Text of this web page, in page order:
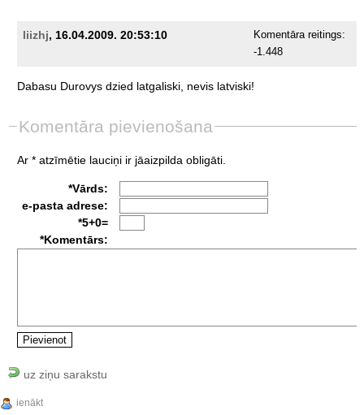
liizhj, 16.04.2009. 20:53:10
Komentāra reitings:
-1.448
Dabasu Durovys dzied latgaliski, nevis latviski!
Komentāra pievienošana
Ar * atzīmētie lauciņi ir jāaizpilda obligāti.
*Vārds:
e-pasta adrese:
*5+0=
*Komentārs:
uz ziņu sarakstu
ienākt